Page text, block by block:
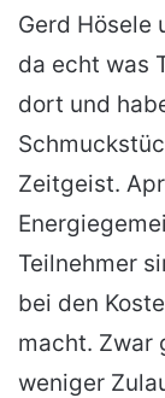
Gerd Hösele
da echt was
dort und
Zeitgeist.
Teilnehmer
bei den
macht. Zwar
weniger